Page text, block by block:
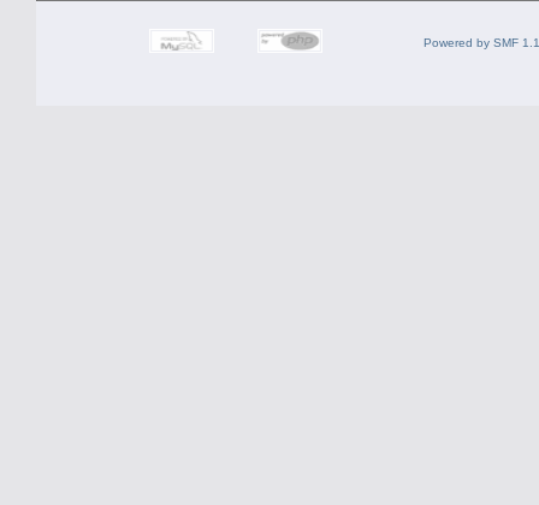
Powered by SMF